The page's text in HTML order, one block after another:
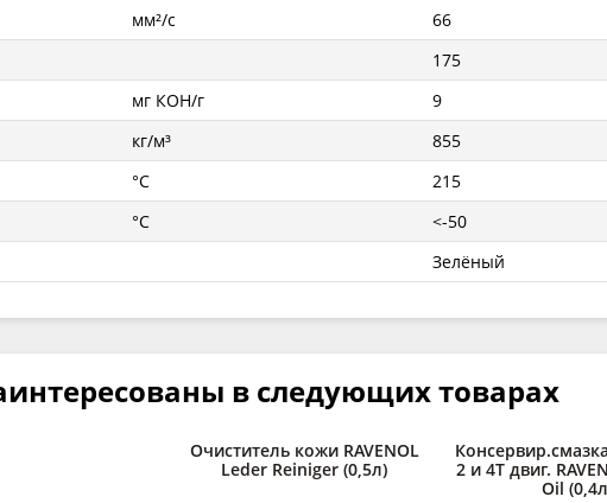
мм²/с 66
175
мг КОН/г 9
кг/м³ 855
°C 215
°C <-50
Зелёный
в следующих товарах
Очиститель кожи RAVENOL
Leder Reiniger (0,5л)
2 и 4Т двиг.
Oil